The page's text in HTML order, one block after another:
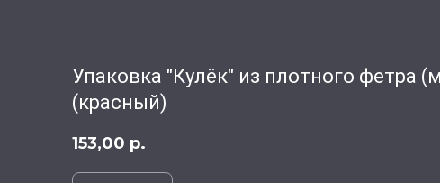
Упаковка "Кулёк" из плотного фетра
(красный)
153,00 р.